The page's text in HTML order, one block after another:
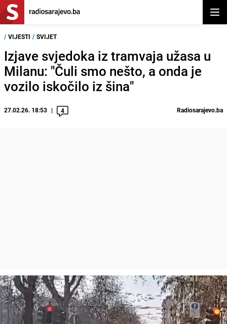
/ VIJESTI / SVIJET
Izjave svjedoka iz tramvaja užasa u
Milanu: "Čuli smo nešto, a onda je
vozilo iskočilo iz šina"
27.02.26. 18:53 4 Radiosarajevo.ba